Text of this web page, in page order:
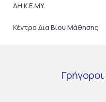
ΔΗ.Κ.Ε.ΜΥ.
Κέντρο Δια Βίου Μάθησης
Γρήγοροι